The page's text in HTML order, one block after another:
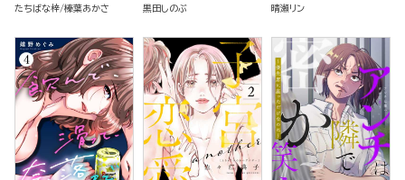
たちばな梓 榛葉あかさ 黒田しのぶ 晴瀬リン